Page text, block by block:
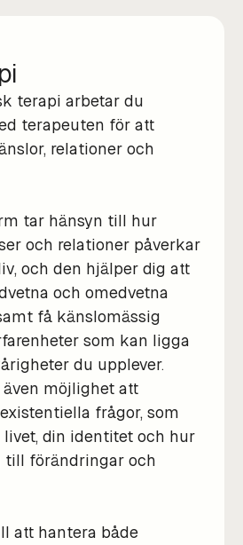
terapi arbetar du
terapeuten för att
relationer och
tar hänsyn till hur
och relationer påverkar
och den hjälper dig att
och omedvetna
få känslomässig
som kan ligga
du upplever.
möjlighet att
frågor, som
din identitet och hur
till förändringar och
att hantera både